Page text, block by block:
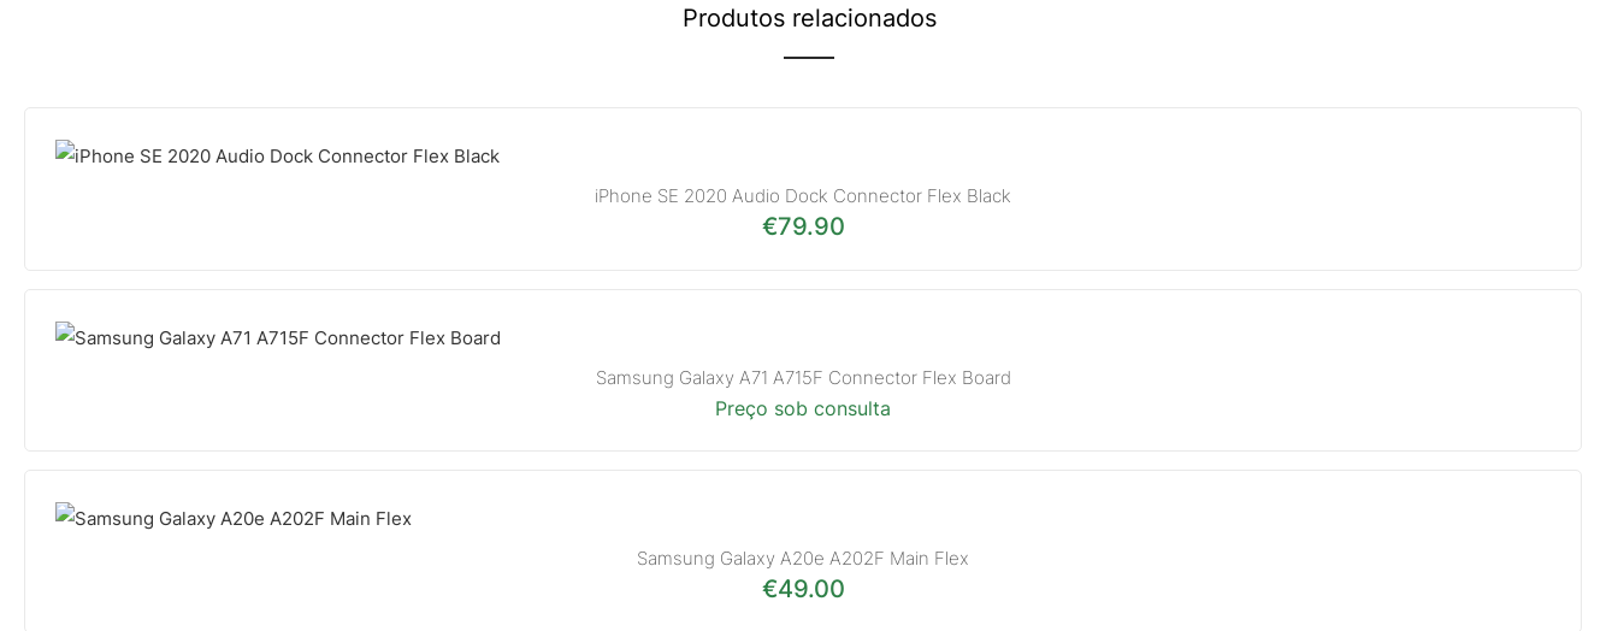
Produtos relacionados
iPhone SE 2020 Audio Dock Connector Flex Black
€79.90
Samsung Galaxy A71 A715F Connector Flex Board
Preço sob consulta
Samsung Galaxy A20e A202F Main Flex
€49.00